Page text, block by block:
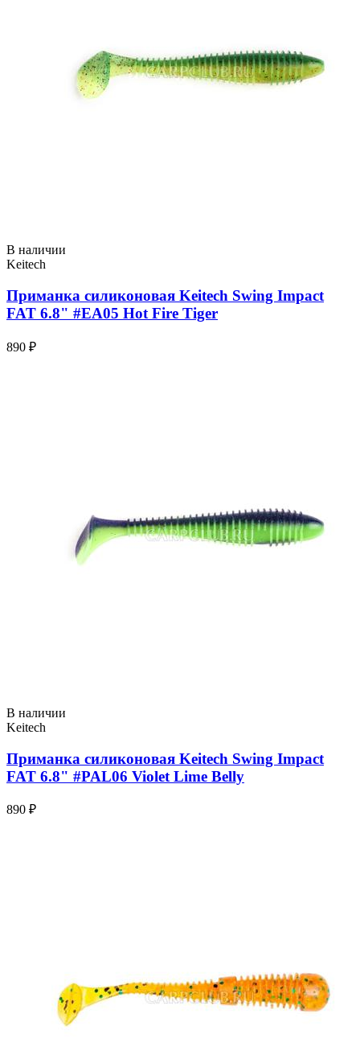
В наличии
Keitech
Приманка силиконовая Keitech Swing Impact
FAT 6.8" #EA05 Hot Fire Tiger
890 ₽
В наличии
Keitech
Приманка силиконовая Keitech Swing Impact
FAT 6.8" #PAL06 Violet Lime Belly
890 ₽